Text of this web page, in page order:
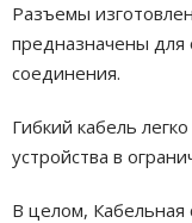
Разъемы
предназначены для
соединения.
Гибкий кабель
устройства в
В целом, Кабельная